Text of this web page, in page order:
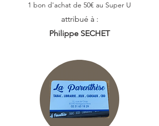
1 bon d'achat de 50€ au Super U
attribué à :
Philippe SECHET